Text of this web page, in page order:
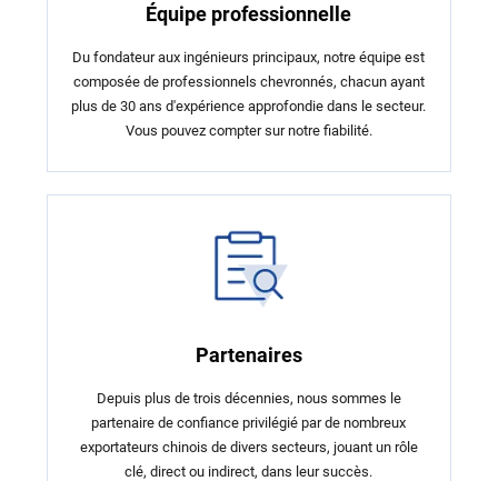
Équipe professionnelle
Du fondateur aux ingénieurs principaux, notre équipe est
composée de professionnels chevronnés, chacun ayant
plus de 30 ans d'expérience approfondie dans le secteur.
Vous pouvez compter sur notre fiabilité.
Partenaires
Depuis plus de trois décennies, nous sommes le
partenaire de confiance privilégié par de nombreux
exportateurs chinois de divers secteurs, jouant un rôle
clé, direct ou indirect, dans leur succès.